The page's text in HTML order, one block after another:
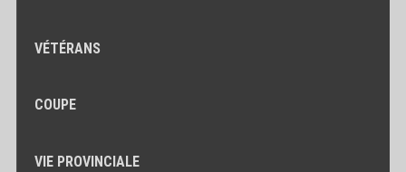
VÉTÉRANS
COUPE
VIE PROVINCIALE